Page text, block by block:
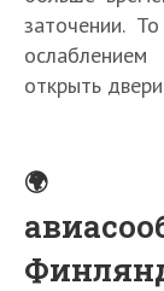
заточении.
открыть